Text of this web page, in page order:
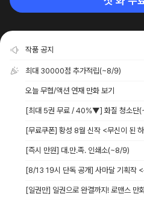
작품 공지
최대 30000점 추가적립(~8/9)
오늘 무협/액션 연재 만화 보기
[최대 5권 무료 / 40%▼] 화질 청소단
[무료쿠폰] 황성 8월 신작 <무신이 된
[즉시 만원] 대.만.족. 인쇄소(~8/9)
[8/13 19시 단독 공개] 사마달 기획작
[일권만] 일권으로 완결까지! 로맨스 만